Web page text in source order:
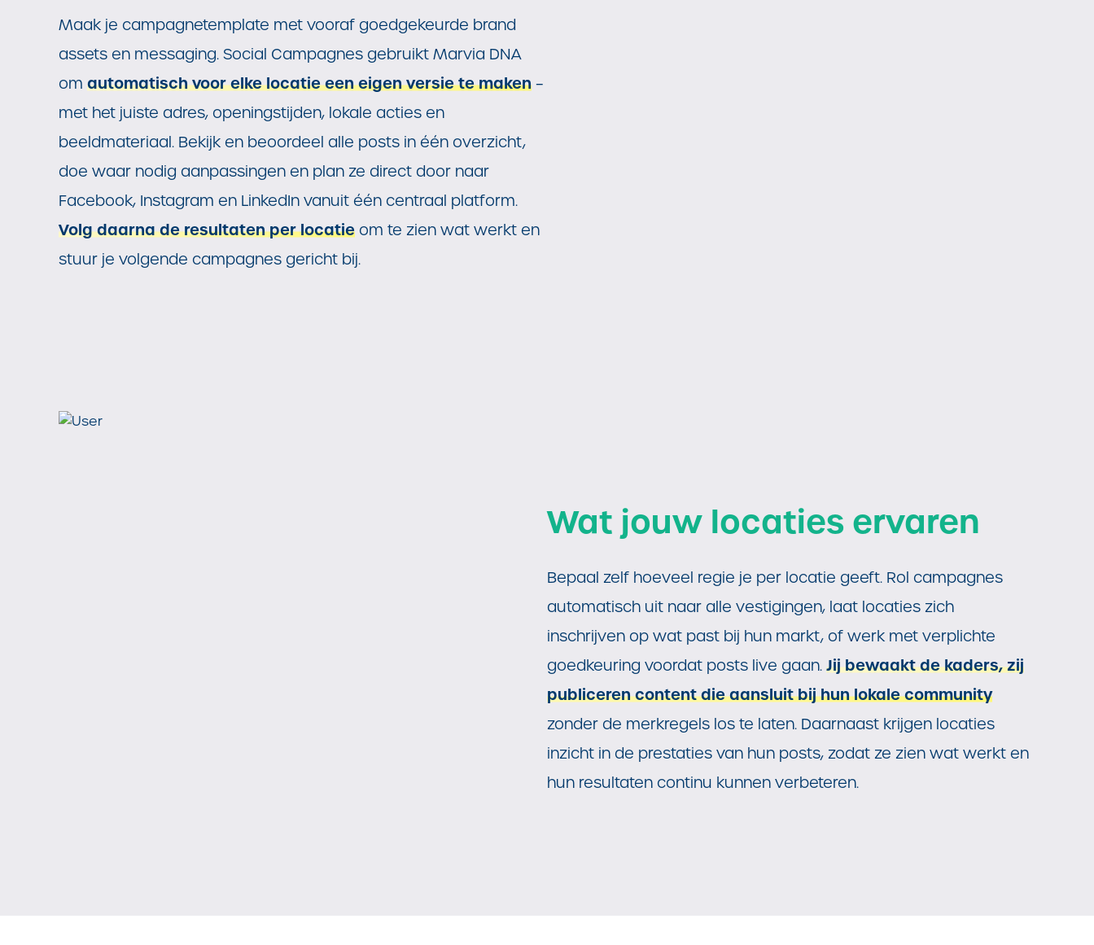
Maak je campagnetemplate met vooraf goedgekeurde brand
assets en messaging. Social Campagnes gebruikt Marvia DNA
om automatisch voor elke locatie een eigen versie te maken –
met het juiste adres, openingstijden, lokale acties en
beeldmateriaal. Bekijk en beoordeel alle posts in één overzicht,
doe waar nodig aanpassingen en plan ze direct door naar
Facebook, Instagram en LinkedIn vanuit één centraal platform.
Volg daarna de resultaten per locatie om te zien wat werkt en
stuur je volgende campagnes gericht bij.
Wat jouw locaties ervaren
Bepaal zelf hoeveel regie je per locatie geeft. Rol campagnes
automatisch uit naar alle vestigingen, laat locaties zich
inschrijven op wat past bij hun markt, of werk met verplichte
goedkeuring voordat posts live gaan. Jij bewaakt de kaders, zij
publiceren content die aansluit bij hun lokale community
zonder de merkregels los te laten. Daarnaast krijgen locaties
inzicht in de prestaties van hun posts, zodat ze zien wat werkt en
hun resultaten continu kunnen verbeteren.